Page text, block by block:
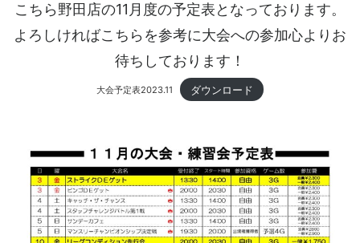
こちら野田店の11月度の予定表となっております。
よろしければこちらを参考に大会への参加心よりお
待ちしております！
大会予定表2023.11 ダウンロード